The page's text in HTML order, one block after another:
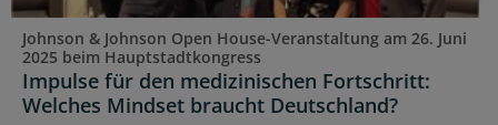
Johnson & Johnson Open House-Veranstaltung am 26. Juni
2025 beim Hauptstadtkongress
Impulse für den medizinischen Fortschritt:
Welches Mindset braucht Deutschland?